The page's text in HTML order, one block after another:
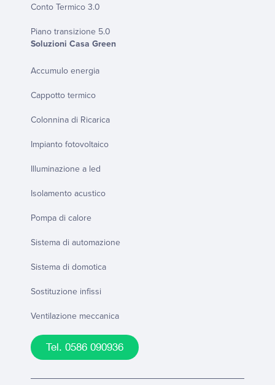
Conto Termico 3.0
Piano transizione 5.0
Soluzioni Casa Green
Accumulo energia
Cappotto termico
Colonnina di Ricarica
Impianto fotovoltaico
Illuminazione a led
Isolamento acustico
Pompa di calore
Sistema di automazione
Sistema di domotica
Sostituzione infissi
Ventilazione meccanica
Tel. 0586 090936